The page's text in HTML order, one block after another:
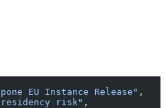
EU Instance Release" ,
residency risk" ,